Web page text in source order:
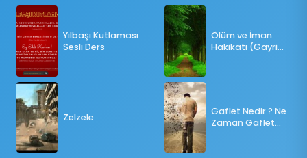
Yılbaşı Kutlaması
Sesli Ders
Zelzele
Ölüm ve İman
Hakikatı (Gayri
Gaflet Nedir ? Ne
Zaman Gaflet